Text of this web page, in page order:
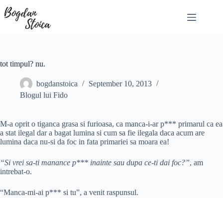
to
content
tot timpul? nu.
bogdanstoica
September 10, 2013
Blogul lui Fido
M-a oprit o tiganca grasa si furioasa, ca manca-i-ar p*** primarul ca ea
a stat ilegal dar a bagat lumina si cum sa fie ilegala daca acum are
lumina daca nu-si da foc in fata primariei sa moara ea!
“Si vrei sa-ti manance p*** inainte sau dupa ce-ti dai foc?”, am
intrebat-o.
“Manca-mi-ai p*** si tu”, a venit raspunsul.